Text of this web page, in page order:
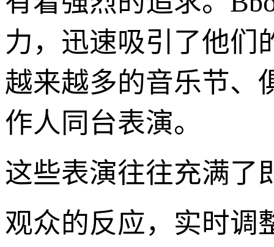
力，迅速吸引了他们
越来越多的音乐节、
作人同台表演。
这些表演往往充满了
观众的反应，实时调